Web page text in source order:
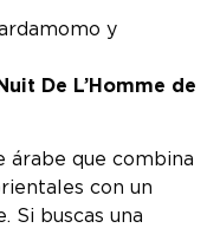
y
De L’Homme de
árabe que combina
con un
Si buscas una